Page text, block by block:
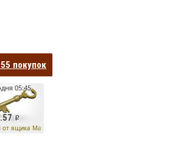
покупок
05:45
от ящика Манн Ко